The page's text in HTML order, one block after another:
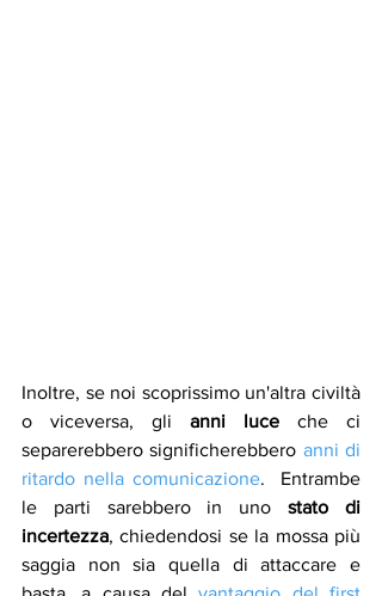
Inoltre, se noi scoprissimo un'altra civiltà
o viceversa, gli anni luce che ci
separerebbero significherebbero anni di
ritardo nella comunicazione.  Entrambe
le parti sarebbero in uno stato di
incertezza, chiedendosi se la mossa più
saggia non sia quella di attaccare e